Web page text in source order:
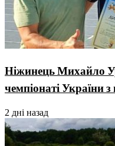
Ніжинець Михайло
чемпіонаті України
2 дні назад